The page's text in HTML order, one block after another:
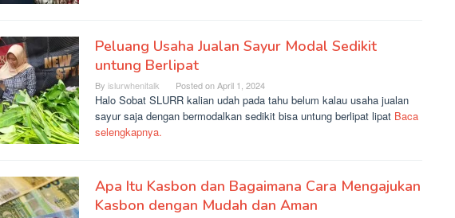
Peluang Usaha Jualan Sayur Modal Sedikit
untung Berlipat
By islurwhenitalk Posted onApril 1, 2024
Halo Sobat SLURR kalian udah pada tahu belum kalau usaha jualan
sayur saja dengan bermodalkan sedikit bisa untung berlipat lipat Baca
selengkapnya.
Apa Itu Kasbon dan Bagaimana Cara Mengajukan
Kasbon dengan Mudah dan Aman